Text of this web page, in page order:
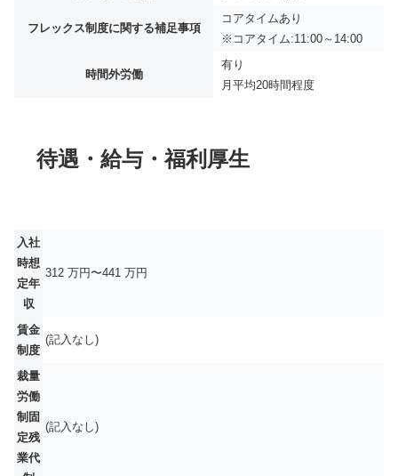
フレックス制度に関する補足事項
コアタイムあり
※コアタイム:11:00～14:00
時間外労働
有り
月平均20時間程度
待遇・給与・福利厚生
入社
時想
定年
収
312 万円〜441 万円
賃金
制度
(記入なし)
裁量
労働
制固
定残
業代
(記入なし)